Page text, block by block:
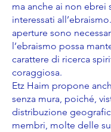
ma anche ai non ebrei
interessati
aperture sono
l’ebraismo possa
carattere di ricerca
coraggiosa.
Etz Haim propone
senza mura, poiché,
distribuzione
membri, molte delle